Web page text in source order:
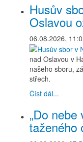
Husův
Oslavou
06.08.2026,
nad Oslavou v
našeho sboru,
střech.
Číst dál...
„Do
taženého